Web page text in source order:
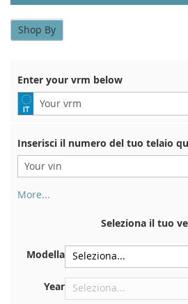
Enter your vrm below
Inserisci il numero del tuo telaio
More...
immatricolazione. E anche in
Sulla piastra inferiore del sedile
Centrare contro la paratia sotto il
Proprio nel vano motore
Seleziona il tuo
Modella
Year
Shop By